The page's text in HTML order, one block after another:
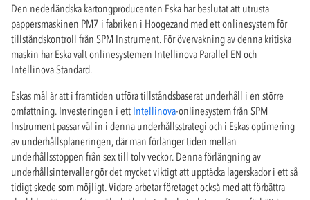
Den nederländska kartongproducenten Eska har beslutat att utrusta
pappersmaskinen PM7 i fabriken i Hoogezand med ett onlinesystem för
tillståndskontroll från SPM Instrument. För övervakning av denna kritiska
maskin har Eska valt onlinesystemen Intellinova Parallel EN och
Intellinova Standard.
Eskas mål är att i framtiden utföra tillståndsbaserat underhåll i en större
omfattning. Investeringen i ett Intellinova-onlinesystem från SPM
Instrument passar väl in i denna underhållsstrategi och i Eskas optimering
av underhållsplaneringen, där man förlänger tiden mellan
underhållsstoppen från sex till tolv veckor. Denna förlängning av
underhållsintervaller gör det mycket viktigt att upptäcka lagerskador i ett så
tidigt skede som möjligt. Vidare arbetar företaget också med att förbättra